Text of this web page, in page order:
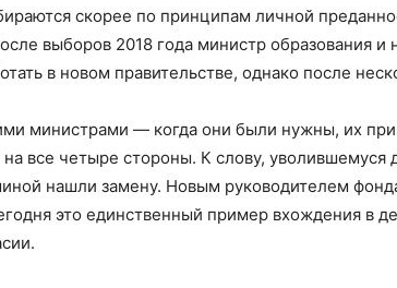
скорее по принципам личной
выборов 2018 года министр образования и
в новом правительстве, однако после
министрами — когда они были нужны, их
все четыре стороны. К слову, уволившемуся
нашли замену. Новым руководителем
это единственный пример вхождения в